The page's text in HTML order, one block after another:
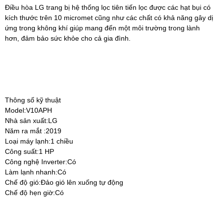
Điều hòa LG trang bị hệ thống lọc tiên tiến lọc được các hạt bụi có
kích thước trên 10 micromet cũng như các chất có khả năng gây dị
ứng trong không khí giúp mang đến một môi trường trong lành
hơn, đảm bảo sức khỏe cho cả gia đình.
Thông số kỹ thuật
Model:V10APH
Nhà sản xuất:LG
Năm ra mắt :2019
Loại máy lạnh:1 chiều
Công suất:1 HP
Công nghệ Inverter:Có
Làm lạnh nhanh:Có
Chế độ gió:Đảo gió lên xuống tự động
Chế độ hẹn giờ:Có